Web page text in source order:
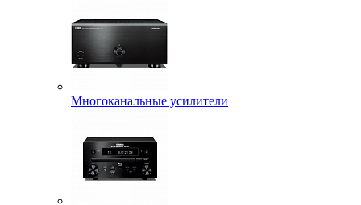
Многоканальные усилители